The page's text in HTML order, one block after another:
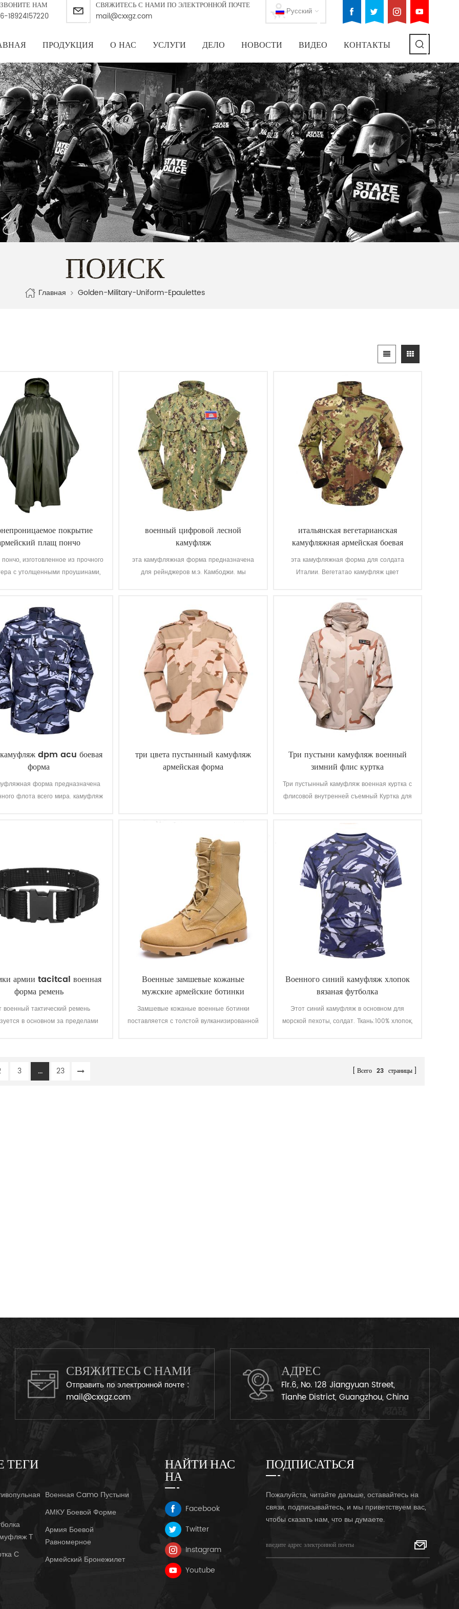
Русский
НАМ
18924157220
СВЯЖИТЕСЬ С НАМИ ПО ЭЛЕКТРОННОЙ ПОЧТЕ
mail@cxxgz.com
ПРОДУКЦИЯ О НАС УСЛУГИ ДЕЛО НОВОСТИ ВИДЕО КОНТАКТЫ
ПОИСК
Главная Golden-Military-Uniform-Epaulettes
покрытие
плащ пончо
изготовленное из прочного
с утолщенными проушинами,
свойствами и
устойчиво к истиранию и
разрывам.
военный цифровой лесной
камуфляж
эта камуфляжная форма предназначена
для рейнджеров м.э. Камбоджи. мы
итальянская вегетарианская
камуфляжная армейская боевая
форма
эта камуфляжная форма для солдата
Италии. Вегетатао камуфляж цвет
dpm acu боевая
форма
форма предназначена
флота всего мира. камуфляж
три цвета пустынный камуфляж
армейская форма
Три пустыни камуфляж военный
зимний флис куртка
Три пустынный камуфляж военная куртка с
флисовой внутренней съемный Куртка для
армии tacitcal военная
форма ремень
военный тактический ремень
в основном за пределами
Военные замшевые кожаные
мужские армейские ботинки
Замшевые кожаные военные ботинки
поставляется с толстой вулканизированной
Военного синий камуфляж хлопок
вязаная футболка
Этот синий камуфляж в основном для
морской пехоты, солдат. Ткань:100% хлопок,
растирание-это уровень 3-4
3 ... 23 Всего 23 страницы
СВЯЖИТЕСЬ С НАМИ
Отправить по электронной почте :
mail@cxxgz.com
АДРЕС
Flr.6, No. 128 Jiangyuan Street,
Tianhe District, Guangzhou, China
ТЕГИ
Т
С
Военная Camo Пустыни
АМКУ Боевой Форме
Армия Боевой
Равномерное
Армейский Бронежилет
НАЙТИ НАС
НА
Facebook
Twitter
Instagram
Youtube
ПОДПИСАТЬСЯ
Пожалуйста, читайте дальше, оставайтесь на
связи, подписывайтесь, и мы приветствуем вас,
чтобы сказать нам, что вы думаете.